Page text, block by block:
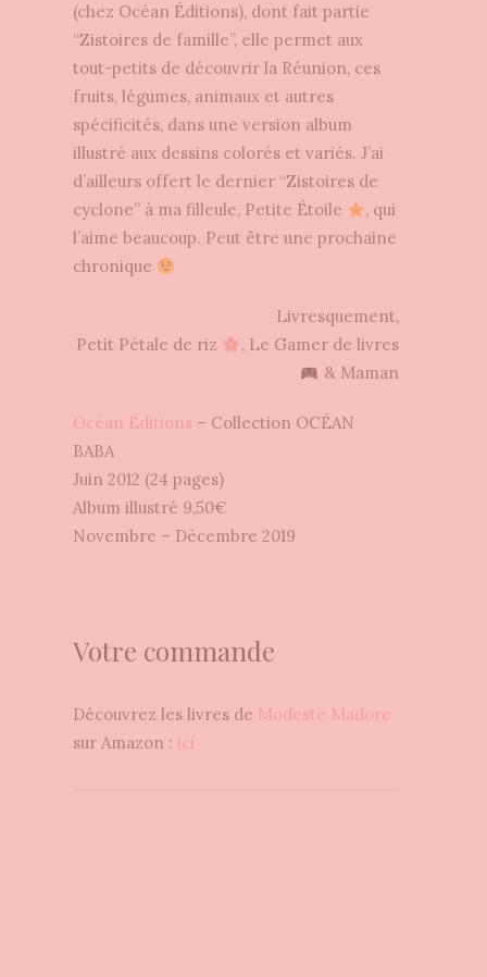
(chez Océan Éditions), dont fait partie
“Zistoires de famille”, elle permet aux
tout-petits de découvrir la Réunion, ces
fruits, légumes, animaux et autres
spécificités, dans une version album
illustré aux dessins colorés et variés. J’ai
d’ailleurs offert le dernier “Zistoires de
cyclone” à ma filleule, Petite Étoile
, qui
l’aime beaucoup. Peut être une prochaine
chronique
Livresquement,
Petit Pétale de riz
, Le Gamer de livres
& Maman
Océan Éditions – Collection OCÉAN
BABA
Juin 2012 (24 pages)
Album illustré 9,50€
Novembre – Décembre 2019
Votre commande
Découvrez les livres de Modeste Madore
sur Amazon : ici